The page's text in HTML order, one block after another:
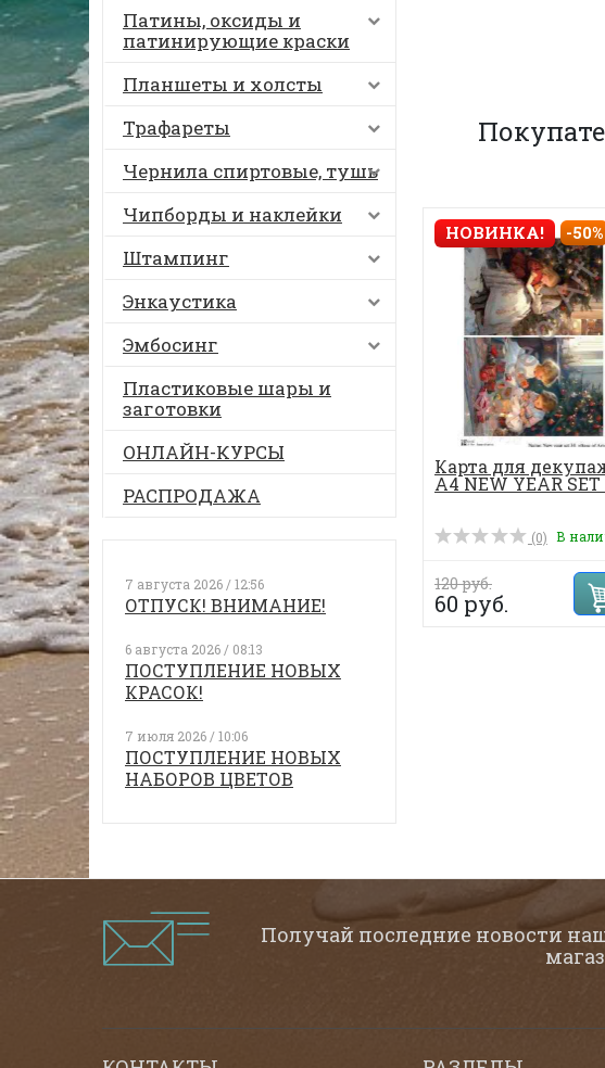
Патины, оксиды и
патинирующие краски
Планшеты и холсты
Трафареты
Чернила спиртовые, тушь
Чипборды и наклейки
Штампинг
Энкаустика
Эмбосинг
Пластиковые шары и
заготовки
ОНЛАЙН-КУРСЫ
РАСПРОДАЖА
7 августа 2026 / 12:56
ОТПУСК! ВНИМАНИЕ!
6 августа 2026 / 08:13
ПОСТУПЛЕНИЕ НОВЫХ
КРАСОК!
7 июля 2026 / 10:06
ПОСТУПЛЕНИЕ НОВЫХ
НАБОРОВ ЦВЕТОВ
НОВИНКА! -50%
Карта для
А4 NEW YEAR SET
(0) В
120 руб.
60 руб.
Получай последние новости